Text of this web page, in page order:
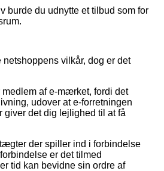
burde du udnytte et tilbud som for
vilkår, dog er det
af e-mærket, fordi det
udover at e-forretningen
det dig lejlighed til at få
der spiller ind i forbindelse
er det tilmed
tid kan bevidne sin ordre af